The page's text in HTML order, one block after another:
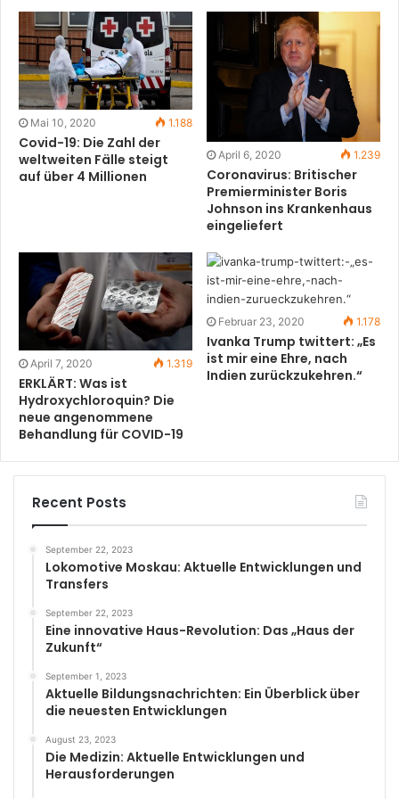
Mai 10, 2020 1.188
Covid-19: Die Zahl der
weltweiten Fälle steigt
auf über 4 Millionen
April 6, 2020 1.239
Coronavirus: Britischer
Premierminister Boris
Johnson ins Krankenhaus
eingeliefert
April 7, 2020 1.319
ERKLÄRT: Was ist
Hydroxychloroquin? Die
neue angenommene
Behandlung für COVID-19
Februar 23, 2020 1.178
Ivanka Trump twittert: „Es
ist mir eine Ehre, nach
Indien zurückzukehren.“
Recent Posts
September 22, 2023
Lokomotive Moskau: Aktuelle Entwicklungen und
Transfers
September 22, 2023
Eine innovative Haus-Revolution: Das „Haus der
Zukunft“
September 1, 2023
Aktuelle Bildungsnachrichten: Ein Überblick über
die neuesten Entwicklungen
August 23, 2023
Die Medizin: Aktuelle Entwicklungen und
Herausforderungen